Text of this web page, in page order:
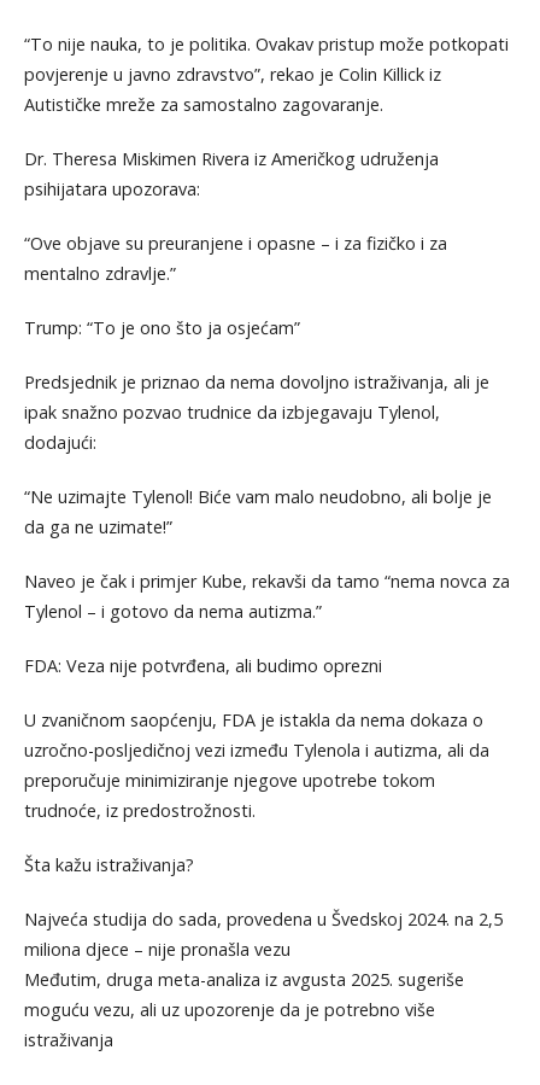
“To nije nauka, to je politika. Ovakav pristup može potkopati
povjerenje u javno zdravstvo”, rekao je Colin Killick iz
Autističke mreže za samostalno zagovaranje.
Dr. Theresa Miskimen Rivera iz Američkog udruženja
psihijatara upozorava:
“Ove objave su preuranjene i opasne – i za fizičko i za
mentalno zdravlje.”
Trump: “To je ono što ja osjećam”
Predsjednik je priznao da nema dovoljno istraživanja, ali je
ipak snažno pozvao trudnice da izbjegavaju Tylenol,
dodajući:
“Ne uzimajte Tylenol! Biće vam malo neudobno, ali bolje je
da ga ne uzimate!”
Naveo je čak i primjer Kube, rekavši da tamo “nema novca za
Tylenol – i gotovo da nema autizma.”
FDA: Veza nije potvrđena, ali budimo oprezni
U zvaničnom saopćenju, FDA je istakla da nema dokaza o
uzročno-posljedičnoj vezi između Tylenola i autizma, ali da
preporučuje minimiziranje njegove upotrebe tokom
trudnoće, iz predostrožnosti.
Šta kažu istraživanja?
Najveća studija do sada, provedena u Švedskoj 2024. na 2,5
miliona djece – nije pronašla vezu
Međutim, druga meta-analiza iz avgusta 2025. sugeriše
moguću vezu, ali uz upozorenje da je potrebno više
istraživanja